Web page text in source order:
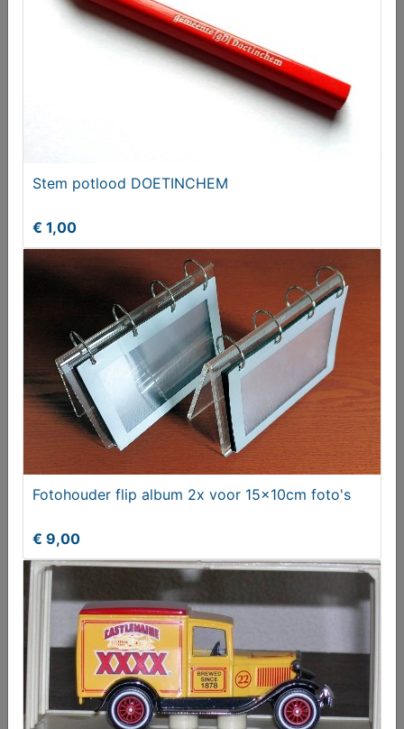
Foto boekjes diverse
Fotohouder flip album 2x voor 15x10cm foto's
€ 9,00
Stem potlood DOETINCHEM
€ 1,00
Fotohouder flip album 2x voor 15x10cm foto's
€ 9,00